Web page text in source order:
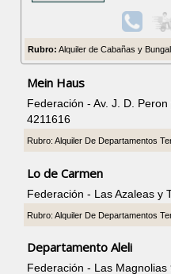
Rubro: Alquiler de Cabañas y
Mein Haus
Federación - Av. J. D.
4211616
Rubro: Alquiler De Departamentos
Lo de Carmen
Federación - Las Azaleas y
Rubro: Alquiler De Departamentos
Departamento Aleli
Federación - Las